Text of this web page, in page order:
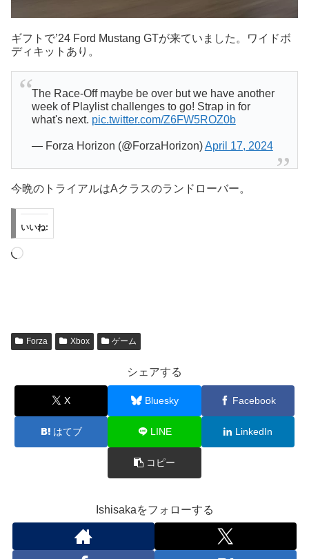
ギフトで’24 Ford Mustang GTが来ていました。ワイドボ
ディキットあり。
The Race-Off maybe be over but we have another
week of Playlist challenges to go! Strap in for
what's next. pic.twitter.com/Z6FW5ROZ0b
— Forza Horizon (@ForzaHorizon)April 17, 2024
今晩のトライアルはAクラスのランドローバー。
いいね:
読
Forza Xbox ゲーム
シェアする
X Bluesky Facebook
はてブ LINE LinkedIn
コピー
Ishisakaをフォローする